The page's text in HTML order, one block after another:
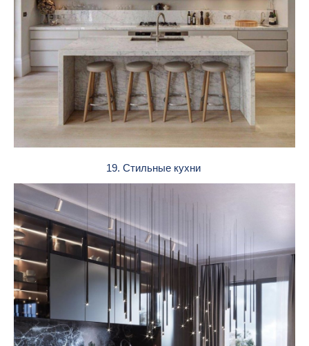
19. Стильные кухни